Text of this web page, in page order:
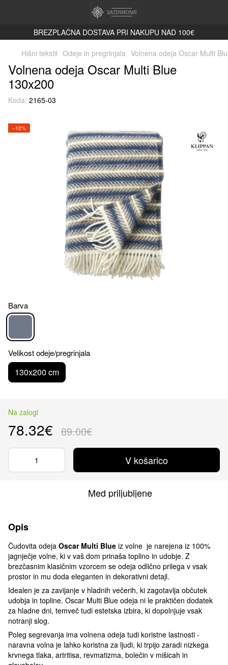
BREZPLAČNA DOSTAVA PRI NAKUPU NAD 100€
Hišni tekstil Odeje in pregrinjala Volnena odeja Oscar Multi
Volnena odeja Oscar Multi Blue
130x200
Koda: 2165-03
−12%
Barva
Velikost odeje/pregrinjala
130x200 cm
Na zalogi
78.32€ 89.00€
V košarico
Med priljubljene
Opis
Čudovita odeja Oscar Multi Blue iz volne je narejena iz 100%
jagnječje volne, ki v vaš dom prinaša toplino in udobje. Z
brezčasnim klasičnim vzorcem se odeja odlično prilega v vsak
prostor in mu doda eleganten in dekorativni detajl.
Idealen je za zavijanje v hladnih večerih, ki zagotavlja občutek
udobja in topline. Oscar Multi Blue odeja ni le praktičen dodatek
za hladne dni, temveč tudi estetska izbira, ki dopolnjuje vsak
notranji slog.
Poleg segrevanja ima volnena odeja tudi koristne lastnosti -
naravna volna je lahko koristna za ljudi, ki trpijo zaradi nizkega
krvnega tlaka, artritisa, revmatizma, bolečin v mišicah in